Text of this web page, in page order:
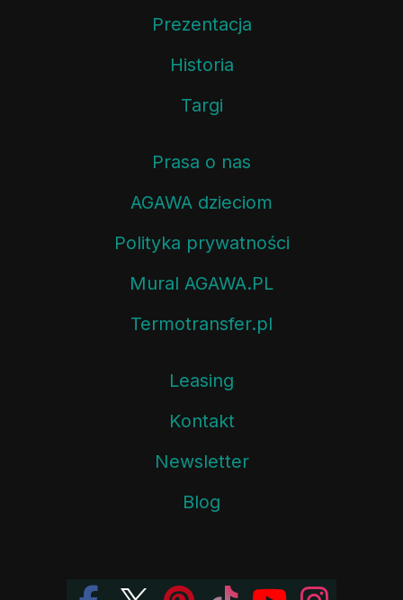
Prezentacja
Historia
Targi
Prasa o nas
AGAWA dzieciom
Polityka prywatności
Mural AGAWA.PL
Termotransfer.pl
Leasing
Kontakt
Newsletter
Blog